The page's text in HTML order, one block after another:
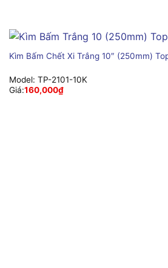
Kìm Bấm Chết Xi Trắng 10″ (250mm)
Model: TP-2101-10K
Giá:160,000₫